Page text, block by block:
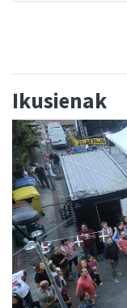
Ikusienak